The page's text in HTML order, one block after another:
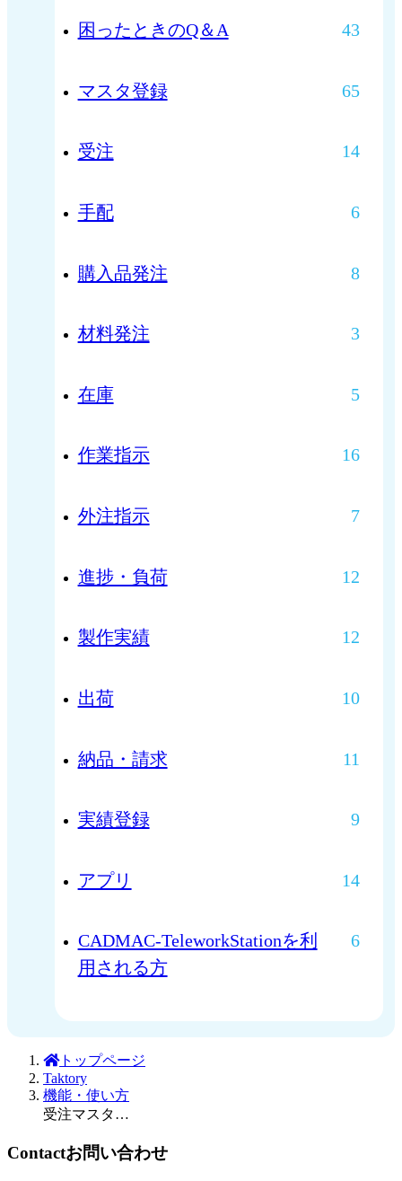
困ったときのQ＆A 43
マスタ登録 65
受注 14
手配 6
購入品発注 8
材料発注 3
在庫 5
作業指示 16
外注指示 7
進捗・負荷 12
製作実績 12
出荷 10
納品・請求 11
実績登録 9
アプリ 14
CADMAC-TeleworkStationを利
用される方
6
トップページ
Taktory
機能・使い方
受注マスタEdiにて出荷日一括変更する方法
Contactお問い合わせ